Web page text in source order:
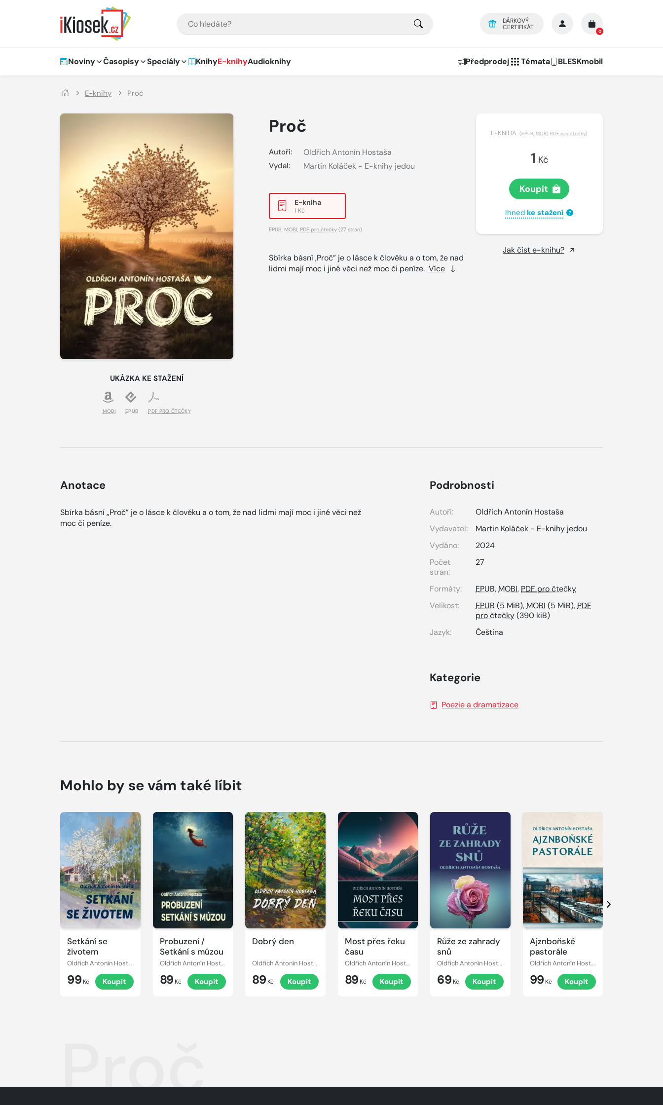
DÁRKOVÝ
CERTIFIKÁT
0
Hlavní navigace
Noviny Časopisy Speciály KnihyE-knihyAudioknihy Předprodej Témata BLESKmobil
E-knihy Proč
UKÁZKA KE STAŽENÍ
MOBI EPUB PDF PRO ČTEČKY
Proč
Autoři: Oldřich Antonín Hostaša
Vydal: Martin Koláček - E-knihy jedou
E-kniha
1 Kč
EPUB MOBI PDF pro čtečky(27 stran)
Sbírka básní ,Proč” je o lásce k člověku a o tom, že nad
lidmi mají moc i jiné věci než moc či peníze. Více
E-KNIHA (EPUB, MOBI, PDF pro čtečky)
1 Kč
Koupit
Ihned ke stažení ?
Jak číst e-knihu?
Anotace
Sbírka básní „Proč” je o lásce k člověku a o tom, že nad lidmi mají moc i jiné věci než
moc či peníze.
Podrobnosti
Autoři:
Oldřich Antonín Hostaša
Vydavatel:
Martin Koláček - E-knihy jedou
Vydáno:
2024
Počet
stran:
27
Formáty: EPUB, MOBI, PDF pro čtečky
Velikost:
EPUB (5 MiB), MOBI (5 MiB), PDF
pro čtečky(390 kiB)
Jazyk:
Čeština
Kategorie
Poezie a dramatizace
Mohlo by se vám také líbit
Setkání se
životem
Oldřich Antonín Hostaša
99 Kč Koupit
Probuzení /
Setkání s múzou
Oldřich Antonín Hostaša
89 Kč Koupit
Dobrý den
Oldřich Antonín Hostaša
89 Kč Koupit
Most přes řeku
času
Oldřich Antonín Hostaša
89 Kč Koupit
Růže ze zahrady
snů
Oldřich Antonín Hostaša
69 Kč Koupit
Ajznboňské
pastorále
Oldřich Antonín Hostaša
99 Kč Koupit
Další
Proč